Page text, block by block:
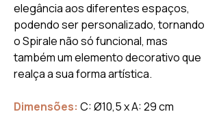
elegância aos diferentes espaços,
podendo ser personalizado, tornando
o Spirale não só funcional, mas
também um elemento decorativo que
realça a sua forma artística.
Dimensões: C: Ø10,5 x A: 29 cm